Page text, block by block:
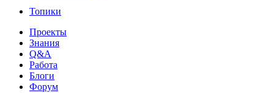
Топики
Проекты
Знания
Q&A
Работа
Блоги
Форум